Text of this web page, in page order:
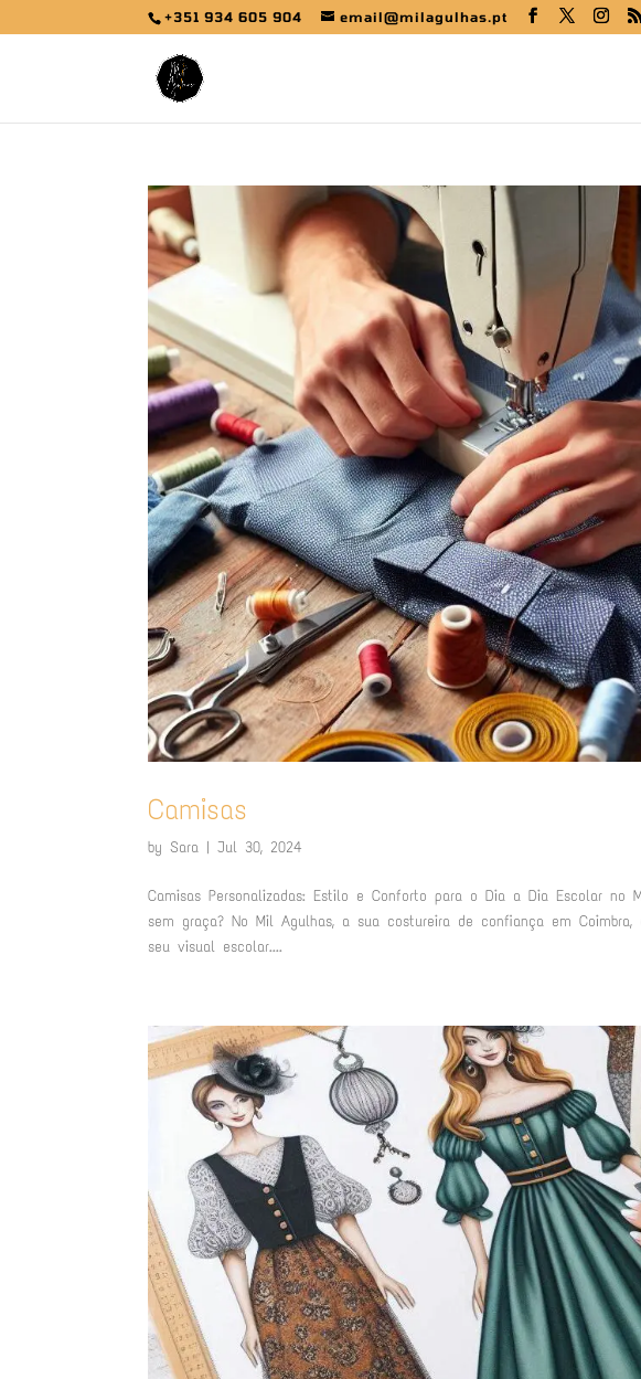
+351 934 605 904 email@milagulhas.pt
Camisas
bySara |Jul 30, 2024
Camisas Personalizadas: Estilo e Conforto para o Dia a Dia Escolar no
sem graça? No Mil Agulhas, a sua costureira de confiança em
seu visual escolar....